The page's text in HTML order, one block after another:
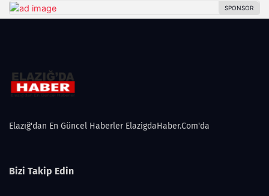
Elazığ'dan En Güncel Haberler ElazigdaHaber.Com'da
Bizi Takip Edin